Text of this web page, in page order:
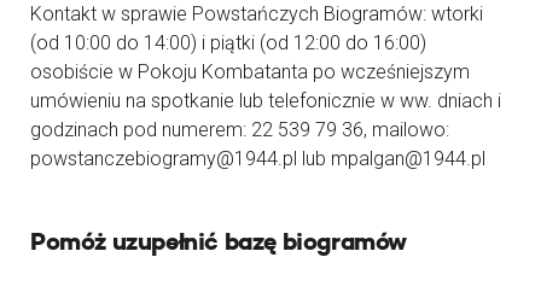
Kontakt w sprawie Powstańczych Biogramów: wtorki
(od 10:00 do 14:00) i piątki (od 12:00 do 16:00)
osobiście w Pokoju Kombatanta po wcześniejszym
umówieniu na spotkanie lub telefonicznie w ww. dniach i
godzinach pod numerem: 22 539 79 36, mailowo:
powstanczebiogramy@1944.pl lub mpalgan@1944.pl
Pomóż uzupełnić bazę biogramów